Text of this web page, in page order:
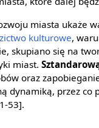
miasta ukaże
kulturowe,
skupiano się na
miast.
oraz
dynamiką, przez
53].